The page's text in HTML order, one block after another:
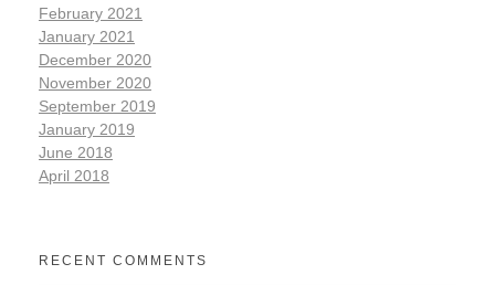
February 2021
January 2021
December 2020
November 2020
September 2019
January 2019
June 2018
April 2018
RECENT COMMENTS